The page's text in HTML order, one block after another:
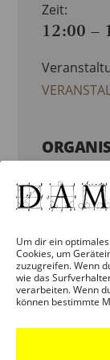
Um dir ein
Cookies, um
zuzugreifen. Wenn
wie das
verarbeiten. Wenn
können bestimmte
Zeit:
12:00 –
(DAM)
Telefon:
069 - 212
E-Mail: